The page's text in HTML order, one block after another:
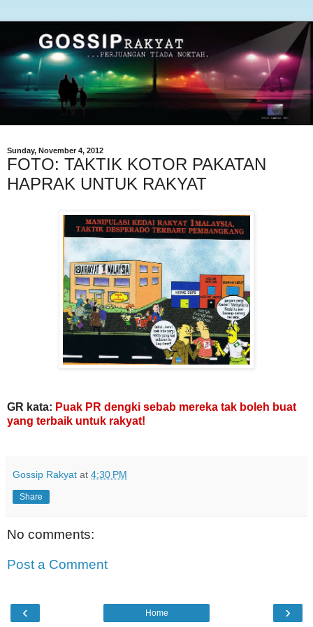
Sunday, November 4, 2012
FOTO: TAKTIK KOTOR PAKATAN
HAPRAK UNTUK RAKYAT
GR kata: Puak PR dengki sebab mereka tak boleh buat
yang terbaik untuk rakyat!
Gossip Rakyat at 4:30 PM
Share
No comments:
Post a Comment
‹ ›
Home